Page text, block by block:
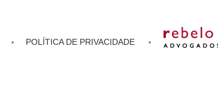
POLÍTICA DE PRIVACIDADE